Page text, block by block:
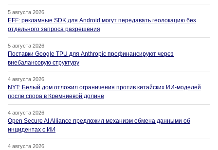
5 августа 2026
EFF: рекламные SDK для Android могут передавать геолокацию без
отдельного запроса разрешения
5 августа 2026
Поставки Google TPU для Anthropic профинансируют через
внебалансовую структуру
4 августа 2026
NYT: Белый дом отложил ограничения против китайских ИИ-моделей
после спора в Кремниевой долине
4 августа 2026
Open Secure AI Alliance предложил механизм обмена данными об
инцидентах с ИИ
4 августа 2026